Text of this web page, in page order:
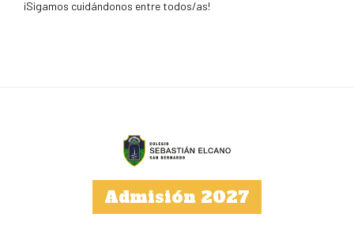
¡Sigamos cuidándonos entre todos/as!
Admisión 2027